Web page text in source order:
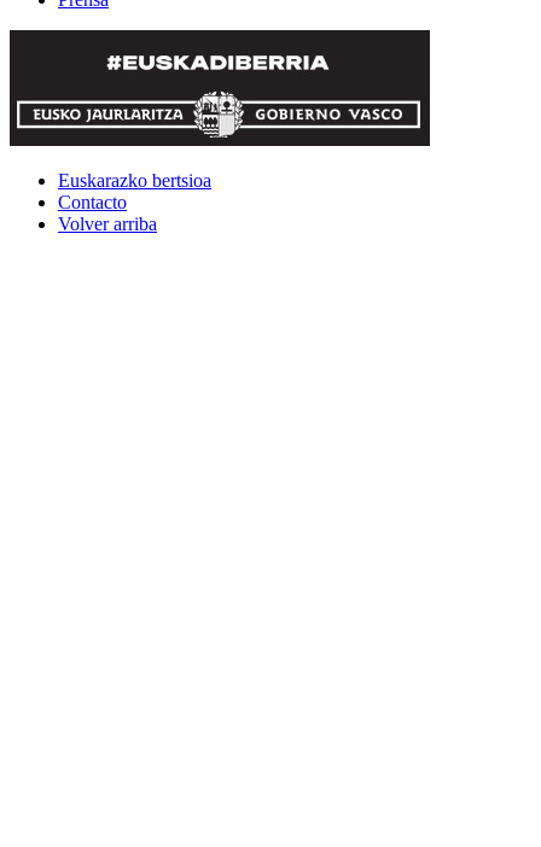
Euskarazko bertsioa
Contacto
Volver arriba